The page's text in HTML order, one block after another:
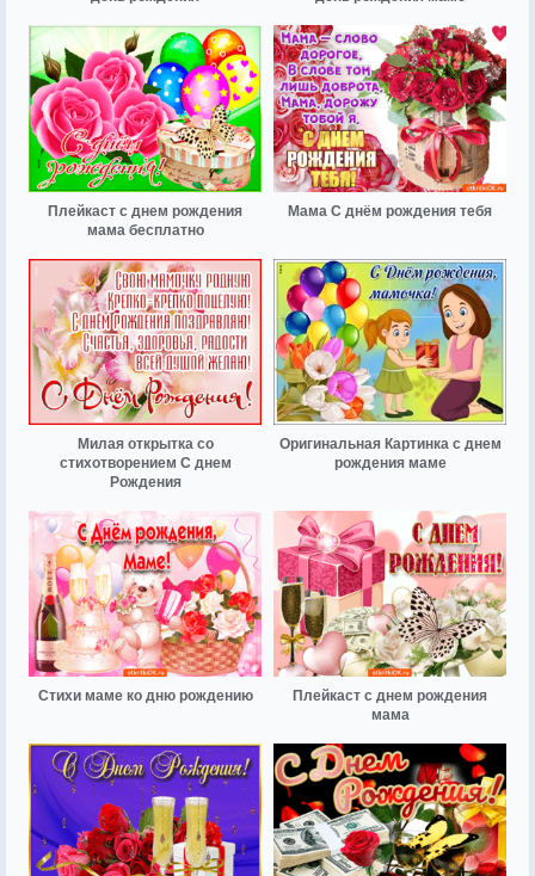
Плейкаст с днем рождения
мама бесплатно
Мама С днём рождения тебя
Милая открытка со
стихотворением С днем
Рождения
Оригинальная Картинка с днем
рождения маме
Стихи маме ко дню рождению
Плейкаст с днем рождения
мама